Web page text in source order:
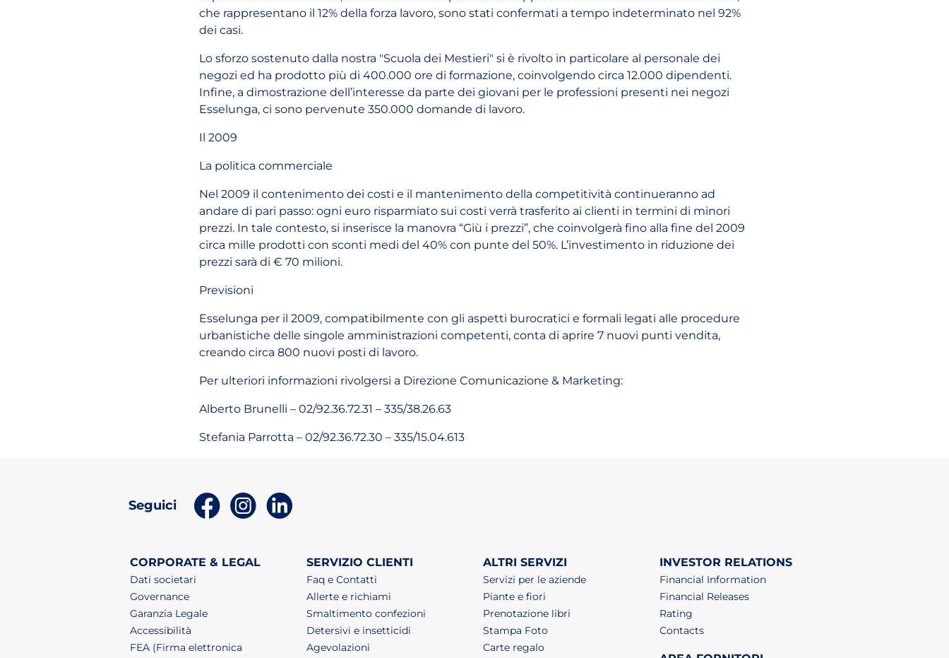
che rappresentano il 12% della forza lavoro, sono stati confermati a tempo indeterminato nel 92%
dei casi.
Lo sforzo sostenuto dalla nostra "Scuola dei Mestieri" si è rivolto in particolare al personale dei
negozi ed ha prodotto più di 400.000 ore di formazione, coinvolgendo circa 12.000 dipendenti.
Infine, a dimostrazione dell’interesse da parte dei giovani per le professioni presenti nei negozi
Esselunga, ci sono pervenute 350.000 domande di lavoro.
Il 2009
La politica commerciale
Nel 2009 il contenimento dei costi e il mantenimento della competitività continueranno ad
andare di pari passo: ogni euro risparmiato sui costi verrà trasferito ai clienti in termini di minori
prezzi. In tale contesto, si inserisce la manovra “Giù i prezzi”, che coinvolgerà fino alla fine del 2009
circa mille prodotti con sconti medi del 40% con punte del 50%. L’investimento in riduzione dei
prezzi sarà di € 70 milioni.
Previsioni
Esselunga per il 2009, compatibilmente con gli aspetti burocratici e formali legati alle procedure
urbanistiche delle singole amministrazioni competenti, conta di aprire 7 nuovi punti vendita,
creando circa 800 nuovi posti di lavoro.
Per ulteriori informazioni rivolgersi a Direzione Comunicazione & Marketing:
Alberto Brunelli – 02/92.36.72.31 – 335/38.26.63
Stefania Parrotta – 02/92.36.72.30 – 335/15.04.613
Seguici (apri in un nuovo tab)
(apri in un nuovo tab)
CORPORATE & LEGAL
Dati societari
Governance
Garanzia Legale
Accessibilità
FEA (Firma elettronica
SERVIZIO CLIENTI
Faq e Contatti
Allerte e richiami
Smaltimento confezioni
Detersivi e insetticidi
Agevolazioni
ALTRI SERVIZI
Servizi per le aziende
Piante e fiori
Prenotazione libri
Stampa Foto
Carte regalo
INVESTOR RELATIONS
Financial Information
Financial Releases
Rating
Contacts